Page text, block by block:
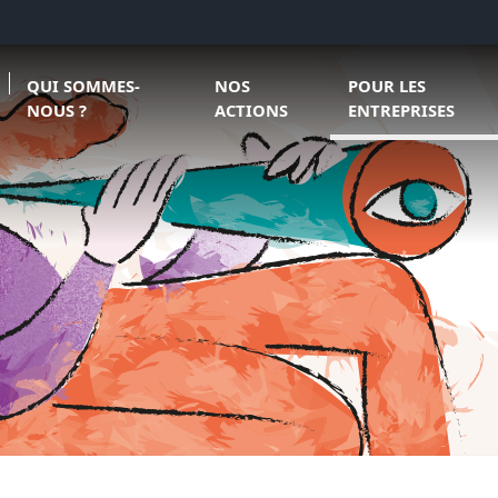
QUI SOMMES-
NOUS ?
Ouvrir le sous menu de Qui sommes-nous ?
NOS
ACTIONS
POUR LES
ENTREPRISES